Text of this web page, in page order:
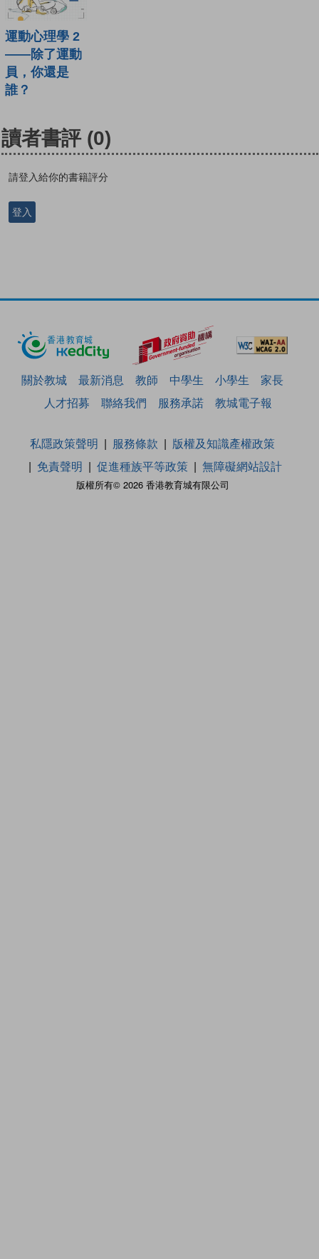
運動心理學 2
——除了運動
員，你還是
誰？
讀者書評 (0)
請登入給你的書籍評分
登入
關於教城 最新消息 教師 中學生 小學生
家長
人才招募
聯絡我們 服務承諾 教城電子報
版權所有© 2026 香港教育城有限公司
私隱政策聲明 服務條款
版權及知識產權政策
免責聲明
促進種族平等政策 無障礙網站設計